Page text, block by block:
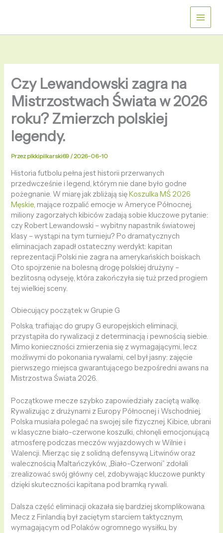
Czy Lewandowski zagra na
Mistrzostwach Świata w 2026
roku? Zmierzch polskiej
legendy.
Przez plkkipilkarski69 /2026-06-10
Historia futbolu pełna jest historii przerwanych
przedwcześnie i legend, którym nie dane było godne
pożegnanie. W miarę jak zbliżają sięKoszulka MŚ 2026
Męskie, mające rozpalić emocje w Ameryce Północnej,
miliony zagorzałych kibiców zadają sobie kluczowe pytanie:
czy Robert Lewandowski – wybitny napastnik światowej
klasy – wystąpi na tym turnieju? Po dramatycznych
eliminacjach zapadł ostateczny werdykt: kapitan
reprezentacji Polski nie zagra na amerykańskich boiskach.
Oto spojrzenie na bolesną drogę polskiej drużyny –
bezlitosną odyseję, która zakończyła się tuż przed progiem
tej wielkiej sceny.
Obiecujący początek w Grupie G
Polska, trafiając do grupy G europejskich eliminacji,
przystąpiła do rywalizacji z determinacją i pewnością siebie.
Mimo konieczności zmierzenia się z wymagającymi, lecz
możliwymi do pokonania rywalami, cel był jasny: zajęcie
pierwszego miejsca gwarantującego bezpośredni awans na
Mistrzostwa Świata 2026.
Początkowe mecze szybko zapowiedziały zaciętą walkę.
Rywalizując z drużynami z Europy Północnej i Wschodniej,
Polska musiała polegać na swojej sile fizycznej. Kibice, ubrani
w klasyczne biało-czerwone koszulki, chłonęli emocjonującą
atmosferę podczas meczów wyjazdowych w Wilnie i
Walencji. Mierząc się z solidną defensywą Litwinów oraz
walecznością Maltańczyków, „Biało-Czerwoni” zdołali
zrealizować swój główny cel, zdobywając kluczowe punkty
dzięki skuteczności kapitana pod bramką rywali.
Dalsza część eliminacji okazała się bardziej skomplikowana.
Mecz z Finlandią był zaciętym starciem taktycznym,
wymagającym od Polaków ogromnego wysiłku, by